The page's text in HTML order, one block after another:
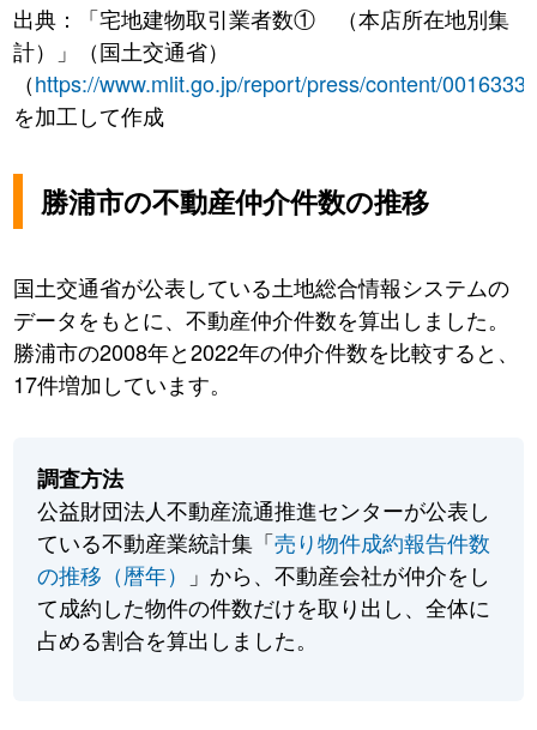
出典：「宅地建物取引業者数① （本店所在地別集
計）」（国土交通省）
（https://www.mlit.go.jp/report/press/content/
を加工して作成
勝浦市の不動産仲介件数の推移
国土交通省が公表している土地総合情報システムの
データをもとに、不動産仲介件数を算出しました。
勝浦市の2008年と2022年の仲介件数を比較すると、
17件増加しています。
調査方法
公益財団法人不動産流通推進センターが公表し
ている不動産業統計集「売り物件成約報告件数
の推移（暦年）
」から、不動産会社が仲介をし
て成約した物件の件数だけを取り出し、全体に
占める割合を算出しました。